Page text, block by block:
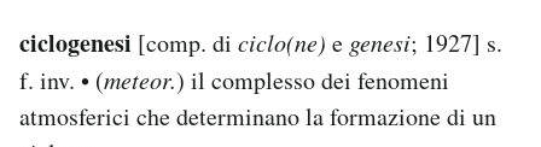
ciclogenesi [comp. di ciclo(ne) e genesi; 1927] s.
f. inv. • (meteor.) il complesso dei fenomeni
atmosferici che determinano la formazione di un